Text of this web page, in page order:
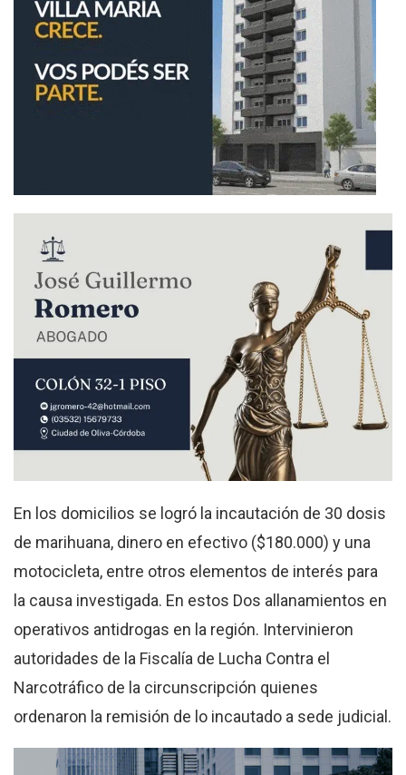
En los domicilios se logró la incautación de 30 dosis
de marihuana, dinero en efectivo ($180.000) y una
motocicleta, entre otros elementos de interés para
la causa investigada. En estos Dos allanamientos en
operativos antidrogas en la región. Intervinieron
autoridades de la Fiscalía de Lucha Contra el
Narcotráfico de la circunscripción quienes
ordenaron la remisión de lo incautado a sede judicial.